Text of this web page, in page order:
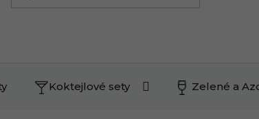
Koktejlové sety Zelené a